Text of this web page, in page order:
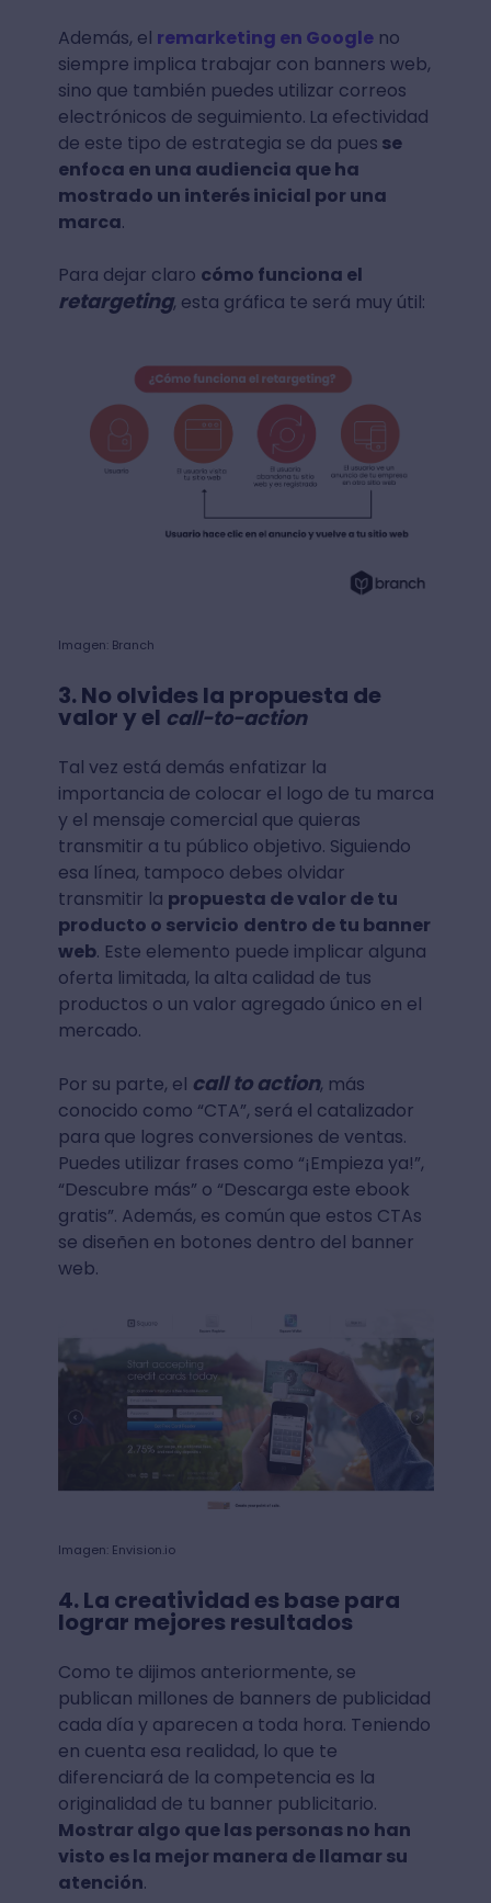
Además, el remarketing en Googleno
siempre implica trabajar con banners web,
sino que también puedes utilizar correos
electrónicos de seguimiento. La efectividad
de este tipo de estrategia se da pues se
enfoca en una audiencia que ha
mostrado un interés inicial por una
marca.
Para dejar claro cómo funciona el
retargeting, esta gráfica te será muy útil:
Imagen: Branch
3. No olvides la propuesta de
valor y el call-to-action
Tal vez está demás enfatizar la
importancia de colocar el logo de tu marca
y el mensaje comercial que quieras
transmitir a tu público objetivo. Siguiendo
esa línea, tampoco debes olvidar
transmitir la propuesta de valor de tu
producto o servicio dentro de tu banner
web. Este elemento puede implicar alguna
oferta limitada, la alta calidad de tus
productos o un valor agregado único en el
mercado.
Por su parte, el call to action, más
conocido como “CTA”, será el catalizador
para que logres conversiones de ventas.
Puedes utilizar frases como “¡Empieza ya!”,
“Descubre más” o “Descarga este ebook
gratis”. Además, es común que estos CTAs
se diseñen en botones dentro del banner
web.
Imagen: Envision.io
4. La creatividad es base para
lograr mejores resultados
Como te dijimos anteriormente, se
publican millones de banners de publicidad
cada día y aparecen a toda hora. Teniendo
en cuenta esa realidad, lo que te
diferenciará de la competencia es la
originalidad de tu banner publicitario.
Mostrar algo que las personas no han
visto es la mejor manera de llamar su
atención.